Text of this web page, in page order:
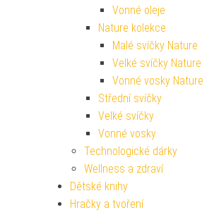
Vonné oleje
Nature kolekce
Malé svíčky Nature
Velké svíčky Nature
Vonné vosky Nature
Střední svíčky
Velké svíčky
Vonné vosky
Technologické dárky
Wellness a zdraví
Dětské knihy
Hračky a tvoření